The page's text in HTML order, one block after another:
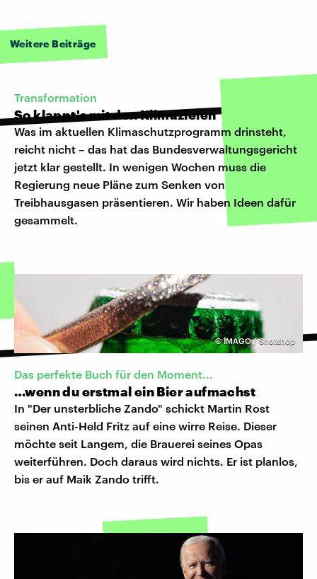
Weitere Beiträge
Transformation
So klappt's mit den Klimazielen
Was im aktuellen Klimaschutzprogramm drinsteht,
reicht nicht – das hat das Bundesverwaltungsgericht
jetzt klar gestellt. In wenigen Wochen muss die
Regierung neue Pläne zum Senken von
Treibhausgasen präsentieren. Wir haben Ideen dafür
gesammelt.
©IMAGO / Shotshop
Das perfekte Buch für den Moment...
…wenn du erstmal ein Bier aufmachst
In "Der unsterbliche Zando" schickt Martin Rost
seinen Anti-Held Fritz auf eine wirre Reise. Dieser
möchte seit Langem, die Brauerei seines Opas
weiterführen. Doch daraus wird nichts. Er ist planlos,
bis er auf Maik Zando trifft.